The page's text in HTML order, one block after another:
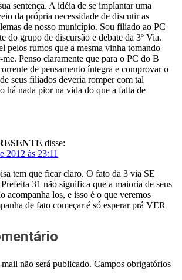
sentença. A idéia de se implantar uma
da própria necessidade de discutir as
de nosso município. Sou filiado ao PC
do grupo de discursão e debate da 3º Via.
pelos rumos que a mesma vinha tomando
Penso claramente que para o PC do B
de pensamento íntegra e comprovar o
seus filiados deveria romper com tal
há nada pior na vida do que a falta de
disse:
2012 às 23:11
tem que ficar claro. O fato da 3 via SE
31 não significa que a maioria de seus
acompanha los, e isso é o que veremos
de fato começar é só esperar prá VER
não será publicado. Campos obrigatórios